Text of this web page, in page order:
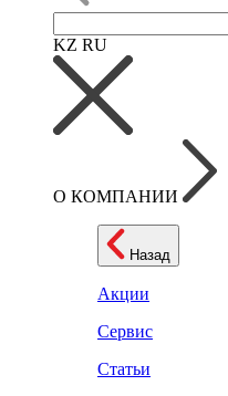
KZ RU
О КОМПАНИИ
Назад
Акции
Сервис
Статьи